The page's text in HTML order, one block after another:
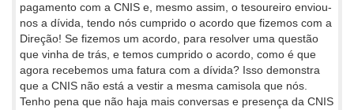
pagamento com a CNIS e, mesmo assim, o tesoureiro enviou-
nos a dívida, tendo nós cumprido o acordo que fizemos com a
Direção! Se fizemos um acordo, para resolver uma questão
que vinha de trás, e temos cumprido o acordo, como é que
agora recebemos uma fatura com a dívida? Isso demonstra
que a CNIS não está a vestir a mesma camisola que nós.
Tenho pena que não haja mais conversas e presença da CNIS